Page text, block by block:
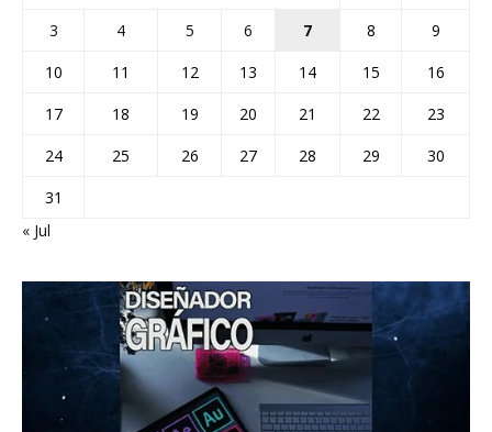
3
4 5 6 7 8
9
10
11 12 13 14 15
16
17
18 19 20 21 22
23
24
25 26 27 28 29
30
31
« Jul